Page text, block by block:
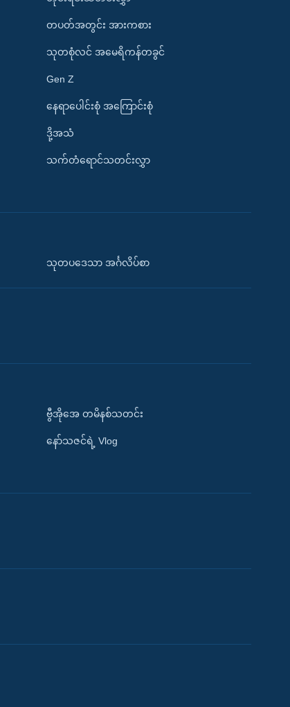
တပတ်အတွင်း အားကစား
သုတစုံလင် အမေရိကန်တခွင်
Gen Z
နေရာပေါင်းစုံ အကြောင်းစုံ
ဒို့အသံ
သက်တံရောင်သတင်းလွှာ
သုတပဒေသာ အင်္ဂလိပ်စာ
ဗွီအိုအေ တမိနစ်သတင်း
နော်သဇင်ရဲ့ Vlog